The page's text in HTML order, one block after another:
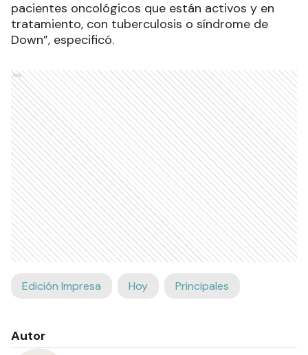
pacientes oncológicos que están activos y en
tratamiento, con tuberculosis o síndrome de
Down”, especificó.
Ads
Edición Impresa Hoy Principales
Autor